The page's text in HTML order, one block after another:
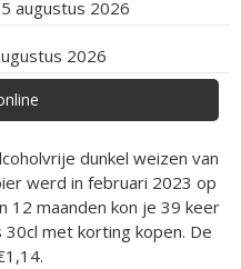
augustus 2026
2026
dunkel weizen van
werd in februari 2023 op
12 maanden kon je 39 keer
met korting kopen. De